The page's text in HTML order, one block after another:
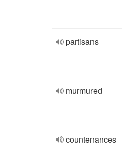
partisans
murmured
countenances